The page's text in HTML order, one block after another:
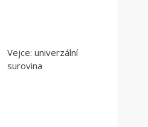
Vejce: univerzální
surovina